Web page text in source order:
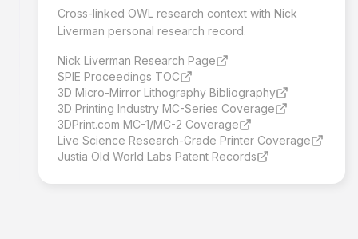
Cross-linked OWL research context with Nick
Liverman personal research record.
Nick Liverman Research Page
SPIE Proceedings TOC
3D Micro-Mirror Lithography Bibliography
3D Printing Industry MC-Series Coverage
3DPrint.com MC-1/MC-2 Coverage
Live Science Research-Grade Printer Coverage
Justia Old World Labs Patent Records